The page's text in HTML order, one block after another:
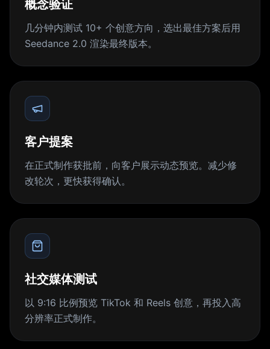
概念验证
几分钟内测试 10+ 个创意方向，选出最佳方案后用
Seedance 2.0 渲染最终版本。
客户提案
在正式制作获批前，向客户展示动态预览。减少修
改轮次，更快获得确认。
社交媒体测试
以 9:16 比例预览 TikTok 和 Reels 创意，再投入高
分辨率正式制作。